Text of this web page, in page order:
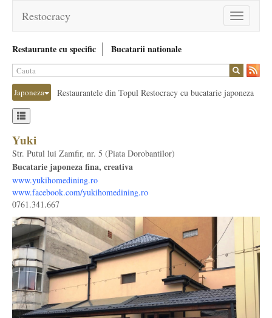
Toggle
navigation
Restocracy
Restaurante cu specific Bucatarii nationale
Japoneza Restaurantele din Topul Restocracy cu bucatarie japoneza
Yuki
Str. Putul lui Zamfir, nr. 5 (Piata Dorobantilor)
Bucatarie japoneza fina, creativa
www.yukihomedining.ro
www.facebook.com/yukihomedining.ro
0761.341.667